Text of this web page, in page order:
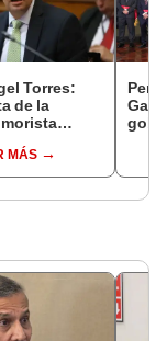
Torres:
de la
MÁS